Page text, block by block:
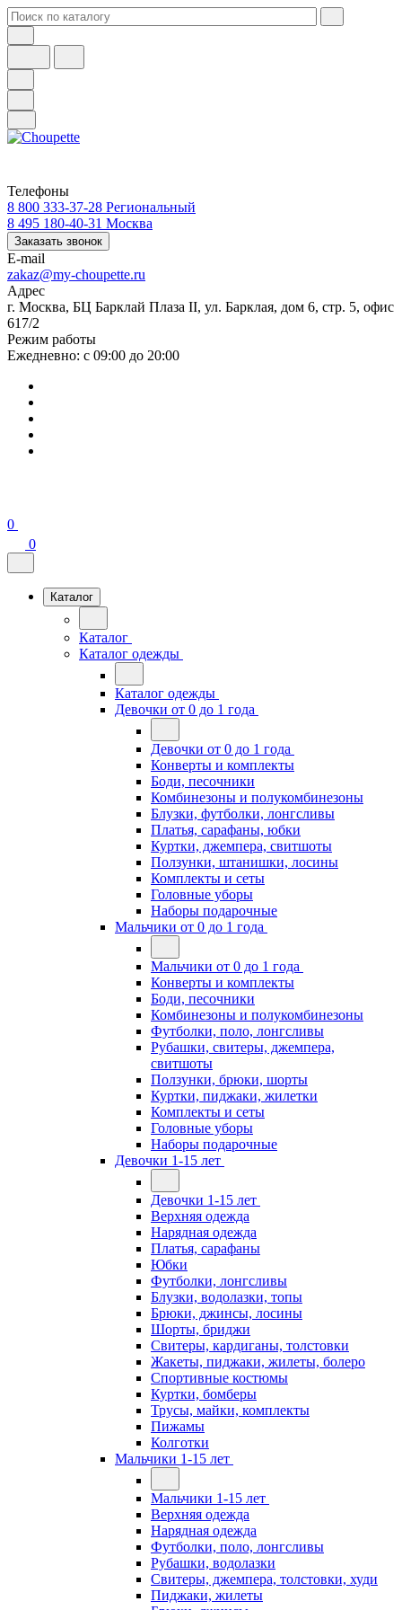
Телефоны
8 800 333-37-28 Региональный
8 495 180-40-31 Москва
Заказать звонок
E-mail
zakaz@my-choupette.ru
Адрес
г. Москва, БЦ Барклай Плаза II, ул. Барклая, дом 6, стр. 5, офис
617/2
Режим работы
Ежедневно: с 09:00 до 20:00
0
0
Каталог
Каталог
Каталог одежды
Каталог одежды
Девочки от 0 до 1 года
Девочки от 0 до 1 года
Конверты и комплекты
Боди, песочники
Комбинезоны и полукомбинезоны
Блузки, футболки, лонгсливы
Платья, сарафаны, юбки
Куртки, джемпера, свитшоты
Ползунки, штанишки, лосины
Комплекты и сеты
Головные уборы
Наборы подарочные
Мальчики от 0 до 1 года
Мальчики от 0 до 1 года
Конверты и комплекты
Боди, песочники
Комбинезоны и полукомбинезоны
Футболки, поло, лонгсливы
Рубашки, свитеры, джемпера,
свитшоты
Ползунки, брюки, шорты
Куртки, пиджаки, жилетки
Комплекты и сеты
Головные уборы
Наборы подарочные
Девочки 1-15 лет
Девочки 1-15 лет
Верхняя одежда
Нарядная одежда
Платья, сарафаны
Юбки
Футболки, лонгсливы
Блузки, водолазки, топы
Брюки, джинсы, лосины
Шорты, бриджи
Свитеры, кардиганы, толстовки
Жакеты, пиджаки, жилеты, болеро
Спортивные костюмы
Куртки, бомберы
Трусы, майки, комплекты
Пижамы
Колготки
Мальчики 1-15 лет
Мальчики 1-15 лет
Верхняя одежда
Нарядная одежда
Футболки, поло, лонгсливы
Рубашки, водолазки
Свитеры, джемпера, толстовки, худи
Пиджаки, жилеты